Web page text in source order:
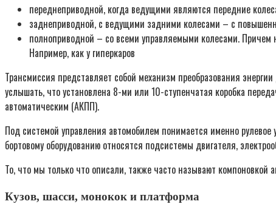
переднеприводной, когда ведущими являются передние
заднеприводной, с ведущими задними колесами – с
полноприводной – со всеми управляемыми колесами.
Например, как у гиперкаров
Трансмиссия представляет собой механизм преобразования
услышать, что установлена 8-ми или 10-ступенчатая коробка
автоматическим (АКПП).
Под системой управления автомобилем понимается именно рулевое
бортовому оборудованию относятся подсистемы двигателя,
То, что мы только что описали, также часто называют компоновкой
Кузов, шасси, монокок и платформа